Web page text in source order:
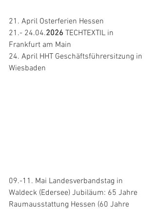
21. April Osterferien Hessen
21.- 24.04.2026 TECHTEXTIL in
Frankfurt am Main
24. April HHT Geschäftsführersitzung in
Wiesbaden
09.-11. Mai Landesverbandstag in
Waldeck (Edersee) Jubiläum: 65 Jahre
Raumausstattung Hessen (60 Jahre